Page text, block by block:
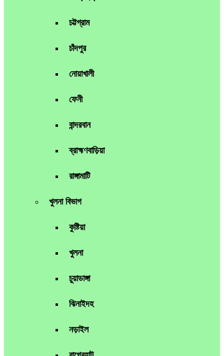
চট্টগ্রাম
চাঁদপুর
নোয়াখালী
ফেনী
বান্দরবান
ব্রাহ্মণবাড়িয়া
রাঙ্গামাটি
খুলনা বিভাগ
কুষ্টিয়া
খুলনা
চুয়াডাঙ্গা
ঝিনাইদহ
নড়াইল